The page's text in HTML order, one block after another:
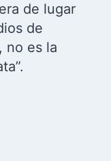
de lugar
de
no es la